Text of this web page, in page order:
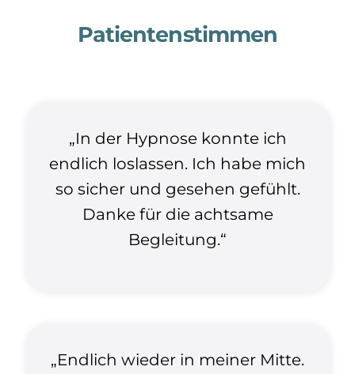
Patientenstimmen
„In der Hypnose konnte ich
endlich loslassen. Ich habe mich
so sicher und gesehen gefühlt.
Danke für die achtsame
Begleitung.“
„Endlich wieder in meiner Mitte.